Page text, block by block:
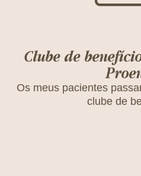
Clube de
Os meus pacientes
clube de